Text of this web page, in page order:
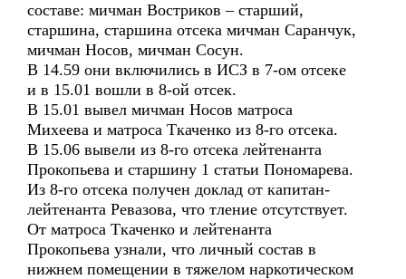
составе: мичман Востриков – старший,
старшина, старшина отсека мичман Саранчук,
мичман Носов, мичман Сосун.
В 14.59 они включились в ИСЗ в 7-ом отсеке
и в 15.01 вошли в 8-ой отсек.
В 15.01 вывел мичман Носов матроса
Михеева и матроса Ткаченко из 8-го отсека.
В 15.06 вывели из 8-го отсека лейтенанта
Прокопьева и старшину 1 статьи Пономарева.
Из 8-го отсека получен доклад от капитан-
лейтенанта Ревазова, что тление отсутствует.
От матроса Ткаченко и лейтенанта
Прокопьева узнали, что личный состав в
нижнем помещении в тяжелом наркотическом